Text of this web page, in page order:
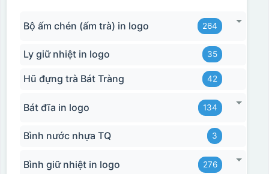
Bộ ấm chén (ấm trà) in logo 264
Ly giữ nhiệt in logo 35
Hũ đựng trà Bát Tràng 42
Bát đĩa in logo 134
Bình nước nhựa TQ 3
Bình giữ nhiệt in logo 276